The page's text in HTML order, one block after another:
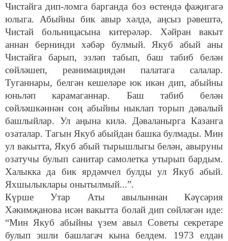
Чистайга дип-ломга барганда боз өстендә фаҗигагә
юлыга. Абыйны бик авыр хәлдә, аңсыз рәвештә,
Чистай больницасына китерәләр. Хәйран вакыт
аннан бернинди хәбәр булмый. Якуб абый аны
Чистайга барып, эзләп табып, баш табиб белән
сөйләшеп, реанимациядән палатага салалар.
Туганнары, белгән кешеләре юк икән дип, абыйны
юньләп карамаганнар. Баш табиб белән
сөйләшкәннән соң абыйны ныклап торып дәвалый
башлыйлар. Ул аңына килә. Дәваланырга Казанга
озаталар. Тагын Якуб абыйдан башка булмады. Мин
ул вакытта, Якуб абый тырышлыгы белән, авыруны
озатучы булып санитар самолетка утырып бардым.
Халыкка да бик ярдәмчел булды ул Якуб абый.
Яхшылыклары онытылмый...”.
Күрше Утар Аты авылыннан Кәүсәрия
Хәкимҗанова исән вакытта болай дип сөйләгән иде:
“Мин Якуб абыйны үзем авыл Советы секретаре
булып эшли башлагач кына белдем. 1973 елдан